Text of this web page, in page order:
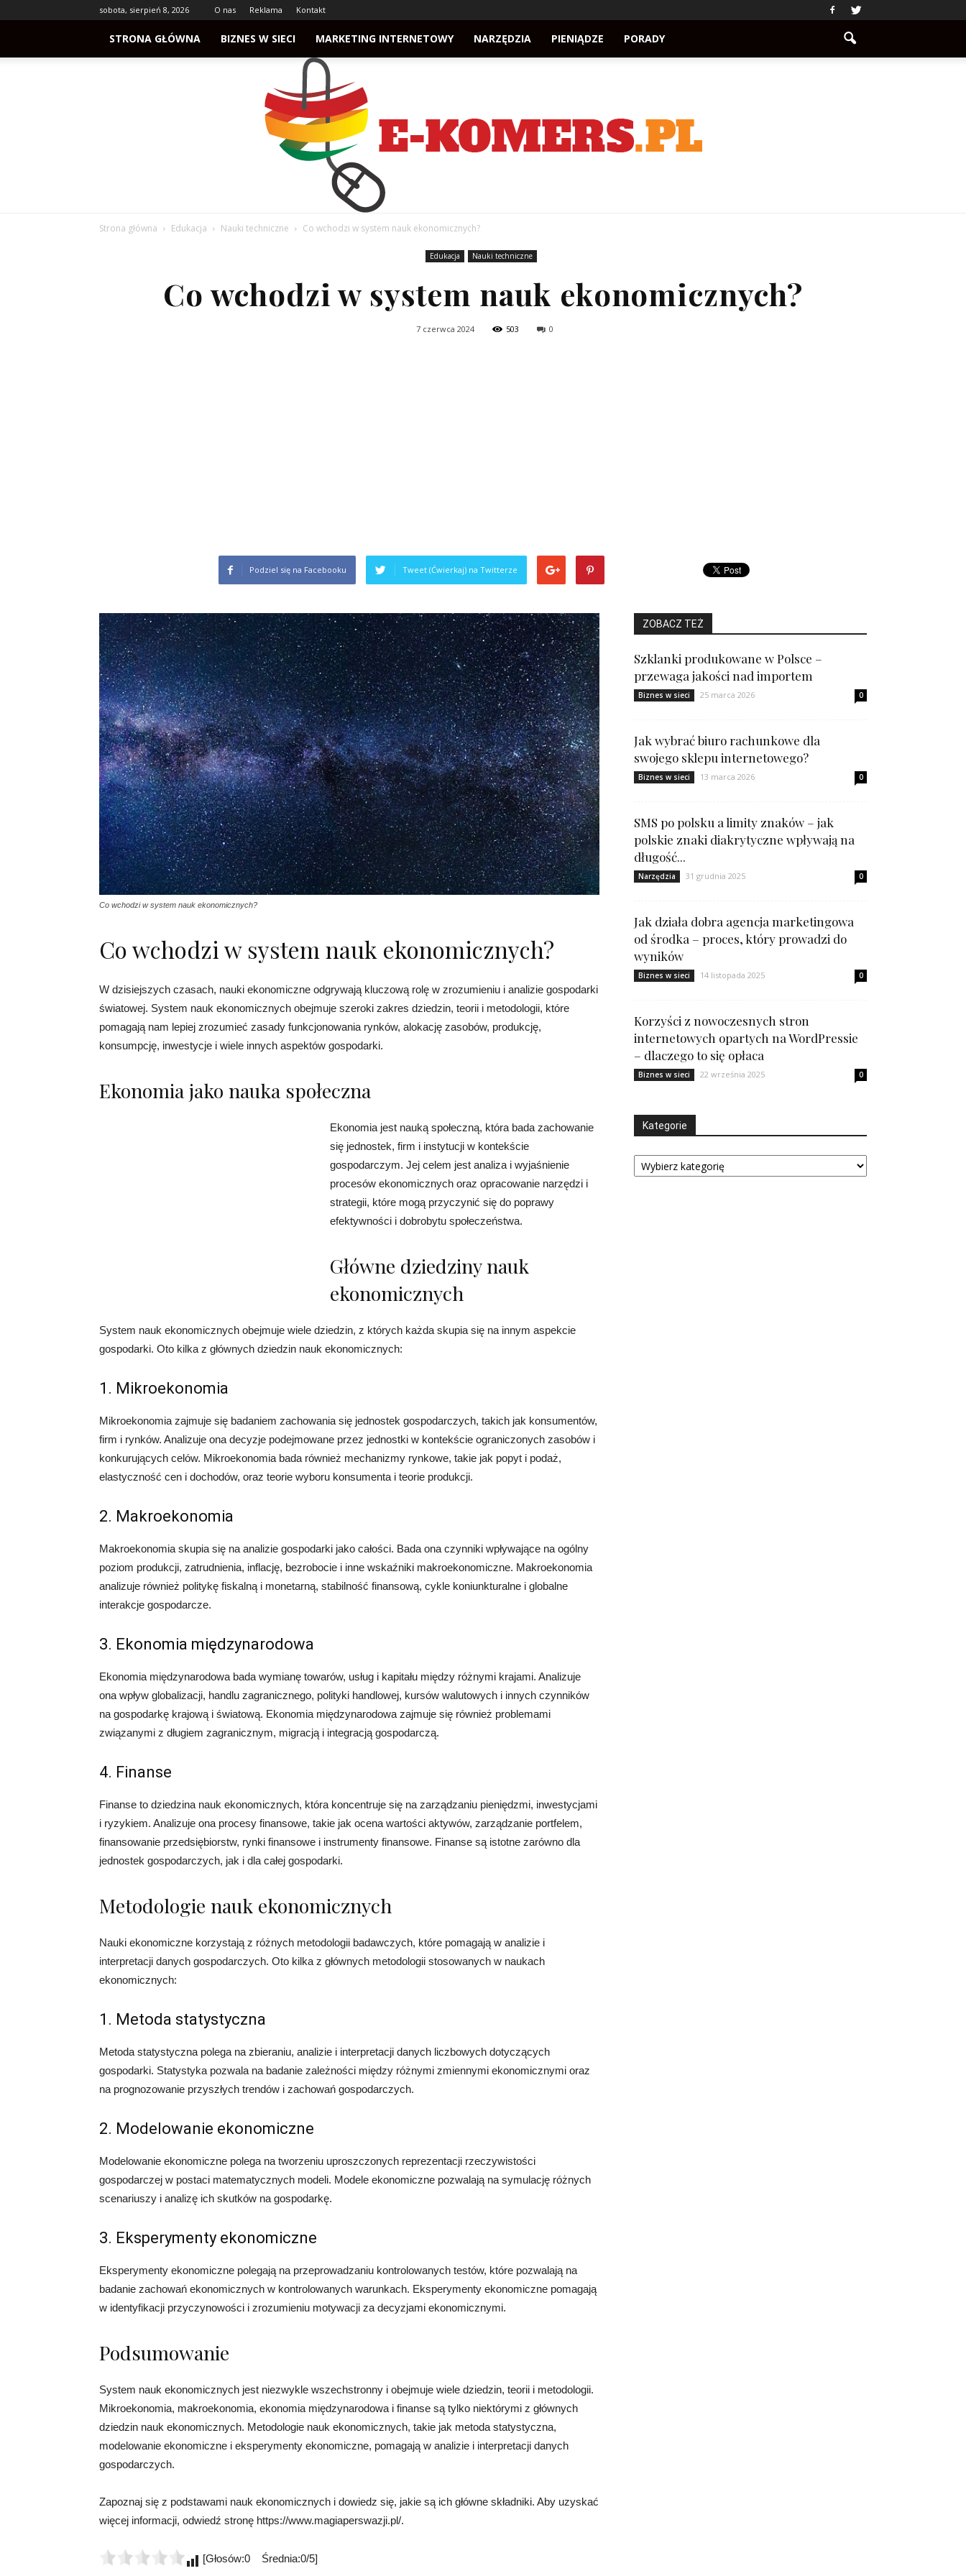
sobota, sierpień 8, 2026 O nas Reklama Kontakt
STRONA GŁÓWNA BIZNES W SIECI MARKETING INTERNETOWY NARZĘDZIA PIENIĄDZE PORADY
Strona główna Edukacja Nauki techniczne Co wchodzi w system nauk ekonomicznych?
Edukacja Nauki techniczne
Co wchodzi w system nauk ekonomicznych?
7 czerwca 2024 503 0
Podziel się na Facebooku Tweet (Ćwierkaj) na Twitterze
Co wchodzi w system nauk ekonomicznych?
Co wchodzi w system nauk ekonomicznych?
W dzisiejszych czasach, nauki ekonomiczne odgrywają kluczową rolę w zrozumieniu i analizie gospodarki
światowej. System nauk ekonomicznych obejmuje szeroki zakres dziedzin, teorii i metodologii, które
pomagają nam lepiej zrozumieć zasady funkcjonowania rynków, alokację zasobów, produkcję,
konsumpcję, inwestycje i wiele innych aspektów gospodarki.
Ekonomia jako nauka społeczna
Ekonomia jest nauką społeczną, która bada zachowanie
się jednostek, firm i instytucji w kontekście
gospodarczym. Jej celem jest analiza i wyjaśnienie
procesów ekonomicznych oraz opracowanie narzędzi i
strategii, które mogą przyczynić się do poprawy
efektywności i dobrobytu społeczeństwa.
Główne dziedziny nauk
ekonomicznych
System nauk ekonomicznych obejmuje wiele dziedzin, z których każda skupia się na innym aspekcie
gospodarki. Oto kilka z głównych dziedzin nauk ekonomicznych:
1. Mikroekonomia
Mikroekonomia zajmuje się badaniem zachowania się jednostek gospodarczych, takich jak konsumentów,
firm i rynków. Analizuje ona decyzje podejmowane przez jednostki w kontekście ograniczonych zasobów i
konkurujących celów. Mikroekonomia bada również mechanizmy rynkowe, takie jak popyt i podaż,
elastyczność cen i dochodów, oraz teorie wyboru konsumenta i teorie produkcji.
2. Makroekonomia
Makroekonomia skupia się na analizie gospodarki jako całości. Bada ona czynniki wpływające na ogólny
poziom produkcji, zatrudnienia, inflację, bezrobocie i inne wskaźniki makroekonomiczne. Makroekonomia
analizuje również politykę fiskalną i monetarną, stabilność finansową, cykle koniunkturalne i globalne
interakcje gospodarcze.
3. Ekonomia międzynarodowa
Ekonomia międzynarodowa bada wymianę towarów, usług i kapitału między różnymi krajami. Analizuje
ona wpływ globalizacji, handlu zagranicznego, polityki handlowej, kursów walutowych i innych czynników
na gospodarkę krajową i światową. Ekonomia międzynarodowa zajmuje się również problemami
związanymi z długiem zagranicznym, migracją i integracją gospodarczą.
4. Finanse
Finanse to dziedzina nauk ekonomicznych, która koncentruje się na zarządzaniu pieniędzmi, inwestycjami
i ryzykiem. Analizuje ona procesy finansowe, takie jak ocena wartości aktywów, zarządzanie portfelem,
finansowanie przedsiębiorstw, rynki finansowe i instrumenty finansowe. Finanse są istotne zarówno dla
jednostek gospodarczych, jak i dla całej gospodarki.
Metodologie nauk ekonomicznych
Nauki ekonomiczne korzystają z różnych metodologii badawczych, które pomagają w analizie i
interpretacji danych gospodarczych. Oto kilka z głównych metodologii stosowanych w naukach
ekonomicznych:
1. Metoda statystyczna
Metoda statystyczna polega na zbieraniu, analizie i interpretacji danych liczbowych dotyczących
gospodarki. Statystyka pozwala na badanie zależności między różnymi zmiennymi ekonomicznymi oraz
na prognozowanie przyszłych trendów i zachowań gospodarczych.
2. Modelowanie ekonomiczne
Modelowanie ekonomiczne polega na tworzeniu uproszczonych reprezentacji rzeczywistości
gospodarczej w postaci matematycznych modeli. Modele ekonomiczne pozwalają na symulację różnych
scenariuszy i analizę ich skutków na gospodarkę.
3. Eksperymenty ekonomiczne
Eksperymenty ekonomiczne polegają na przeprowadzaniu kontrolowanych testów, które pozwalają na
badanie zachowań ekonomicznych w kontrolowanych warunkach. Eksperymenty ekonomiczne pomagają
w identyfikacji przyczynowości i zrozumieniu motywacji za decyzjami ekonomicznymi.
Podsumowanie
System nauk ekonomicznych jest niezwykle wszechstronny i obejmuje wiele dziedzin, teorii i metodologii.
Mikroekonomia, makroekonomia, ekonomia międzynarodowa i finanse są tylko niektórymi z głównych
dziedzin nauk ekonomicznych. Metodologie nauk ekonomicznych, takie jak metoda statystyczna,
modelowanie ekonomiczne i eksperymenty ekonomiczne, pomagają w analizie i interpretacji danych
gospodarczych.
Zapoznaj się z podstawami nauk ekonomicznych i dowiedz się, jakie są ich główne składniki. Aby uzyskać
więcej informacji, odwiedź stronę https://www.magiaperswazji.pl/.
[Głosów:0 Średnia:0/5]
ZOBACZ TEŻ
Szklanki produkowane w Polsce –
przewaga jakości nad importem
Biznes w sieci 25 marca 2026 0
Jak wybrać biuro rachunkowe dla
swojego sklepu internetowego?
Biznes w sieci 13 marca 2026 0
SMS po polsku a limity znaków – jak
polskie znaki diakrytyczne wpływają na
długość...
Narzędzia 31 grudnia 2025 0
Jak działa dobra agencja marketingowa
od środka – proces, który prowadzi do
wyników
Biznes w sieci 14 listopada 2025 0
Korzyści z nowoczesnych stron
internetowych opartych na WordPressie
– dlaczego to się opłaca
Biznes w sieci 22 września 2025 0
Kategorie
Kategorie